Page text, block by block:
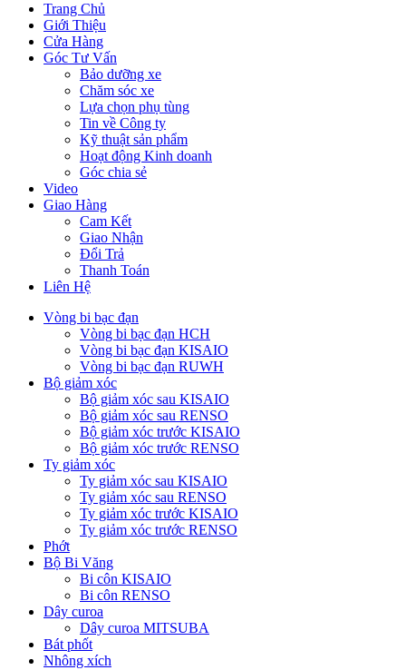
Trang Chủ
Giới Thiệu
Cửa Hàng
Góc Tư Vấn
Bảo dưỡng xe
Chăm sóc xe
Lựa chọn phụ tùng
Tin về Công ty
Kỹ thuật sản phẩm
Hoạt động Kinh doanh
Góc chia sẻ
Video
Giao Hàng
Cam Kết
Giao Nhận
Đổi Trả
Thanh Toán
Liên Hệ
Vòng bi bạc đạn
Vòng bi bạc đạn HCH
Vòng bi bạc đạn KISAIO
Vòng bi bạc đạn RUWH
Bộ giảm xóc
Bộ giảm xóc sau KISAIO
Bộ giảm xóc sau RENSO
Bộ giảm xóc trước KISAIO
Bộ giảm xóc trước RENSO
Ty giảm xóc
Ty giảm xóc sau KISAIO
Ty giảm xóc sau RENSO
Ty giảm xóc trước KISAIO
Ty giảm xóc trước RENSO
Phớt
Bộ Bi Văng
Bi côn KISAIO
Bi côn RENSO
Dây curoa
Dây curoa MITSUBA
Bát phốt
Nhông xích